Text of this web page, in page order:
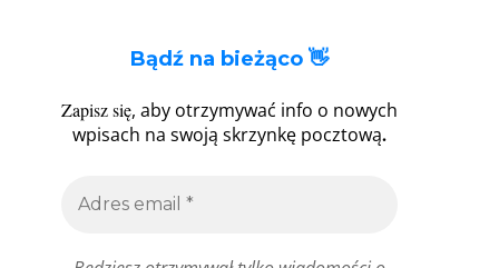
Bądź na bieżąco 👋
Zapisz się, aby otrzymywać info o nowych
wpisach na swoją skrzynkę pocztową.